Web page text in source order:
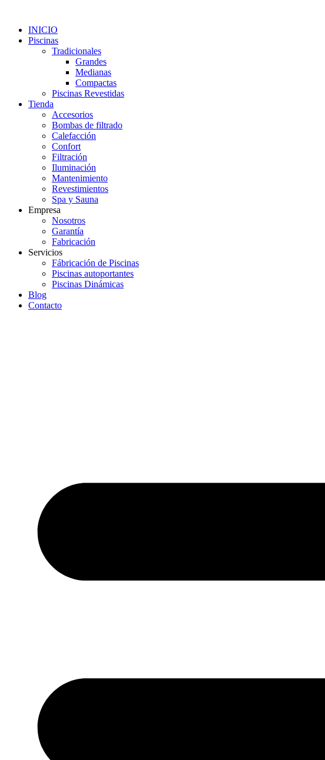
INICIO
Piscinas
Tradicionales
Grandes
Medianas
Compactas
Piscinas Revestidas
Tienda
Accesorios
Bombas de filtrado
Calefacción
Confort
Filtración
Iluminación
Mantenimiento
Revestimientos
Spa y Sauna
Empresa
Nosotros
Garantía
Fabricación
Servicios
Fábricación de Piscinas
Piscinas autoportantes
Piscinas Dinámicas
Blog
Contacto